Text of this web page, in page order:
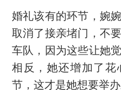
婚礼该有的环节，婉
取消了接亲堵门，不
车队，因为这些让她
相反，她还增加了花
节，这才是她想要举